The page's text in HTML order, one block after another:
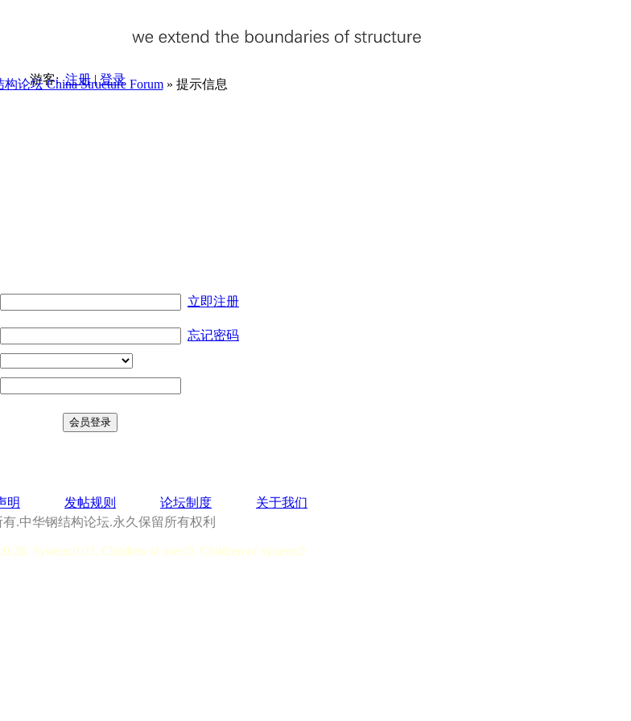
游客:注册|登录
论坛 China Structure Forum» 提示信息
立即注册
忘记密码
明 发帖规则 论坛制度
关于我们
有.中华钢结构论坛.永久保留所有权利
System:0.03, Children of user:0, Children of system:0